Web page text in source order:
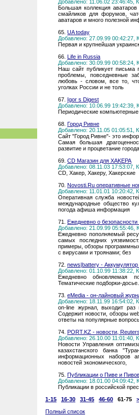
Добавлено: 11.06.02 23:46:45,
Большая коллекция
смайликов для форумов,
аватаров и много полезной
65. UA today
Добавлено: 27.09.99 00:42:27,
Первая и крупнейшая
66. Life in Russia
Добавлено: 30.09.99 00:58:24,
Наш сайт публикует письма
проблемы, повседневные
любовь - словом, все то,
уголках России и не толь
67. Igor s Digest
Добавлено: 10.06.99 19:42:39,
Периодические
68. Город Ривне
Добавлено: 20.11.05 01:05:51,
Сайт "Город Ривне"- это
Самая большая
развитие и процветание
69. CD Магазин для XAKEPA
Добавлено: 08.11.03 17:53:07,
CD, Хакер, Хакеру, Хакерские
70. Novosti.Ru оперативные
Добавлено: 11.01.01 10:20:42,
Оперативная служба
международные общество
погода афиша информация
71. Ежедневно о
Добавлено: 21.09.99 05:55:46,
Ежедневно пополняемый
cамых последних
примеры, обзоры
с вирусами и троянами; без
72. news|battery -
Добавлено: 01.10.99 11:38:22,
Ежедневно обновляемая
Тематические подборки-досье.
73. eMedia - он-лайновый
Добавлено: 18.11.99 16:54:02,
on-line журнал, выходит
Содержит новости, обзоры
ответы на популярные
74. PORT.KZ - новости,
Добавлено: 26.10.00 11:01:40,
Новости Управления
казахстанского банка
информационных наборов
новостей экономического,
75. Публикации о Пиве и
Добавлено: 18.01.00 04:09:42,
Публикации в российской
1-15
16-30 31-45 46-60 61-75
Полный список